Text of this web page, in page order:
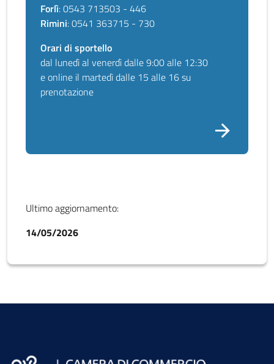
Forlì: 0543 713503 - 446
Rimini: 0541 363715 - 730
Orari di sportello
dal lunedì al venerdì dalle 9:00 alle 12:30
e online il martedì dalle 15 alle 16 su
prenotazione
Ultimo aggiornamento:
14/05/2026